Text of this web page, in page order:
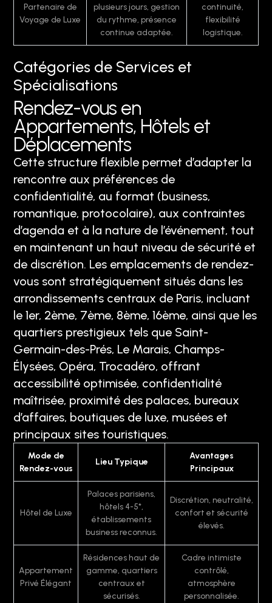
Partenaire de
Voyage de Luxe
plusieurs jours, gestion
du rythme, présence
continue adaptée.
continuité,
flexibilité
logistique.
Catégories de Services et
Spécialisations
Rendez-vous en
Appartements, Hôtels et
Déplacements
Cette structure flexible permet d’adapter la
rencontre aux préférences de
confidentialité, au format (business,
romantique, protocolaire), aux contraintes
d’agenda et à la nature de l’événement, tout
en maintenant un haut niveau de sécurité et
de discrétion. Les emplacements de rendez-
vous sont stratégiquement situés dans les
arrondissements centraux de Paris, incluant
le 1er, 2ème, 7ème, 8ème, 16ème, ainsi que les
quartiers prestigieux tels que Saint-
Germain-des-Prés, Le Marais, Champs-
Élysées, Opéra, Trocadéro, offrant
accessibilité optimisée, confidentialité
maîtrisée, proximité des palaces, bureaux
d’affaires, boutiques de luxe, musées et
principaux sites touristiques.
Mode de
Rendez-vous
Lieu Typique
Avantages
Principaux
Hôtel de Luxe
Palaces parisiens,
hôtels 4-5*,
établissements
business reconnus.
Discrétion, neutralité,
confort et sécurité
élevés.
Appartement
Privé Élégant
Résidences haut de
gamme, quartiers
centraux et
sécurisés.
Cadre intimiste
contrôlé,
atmosphère
personnalisée.